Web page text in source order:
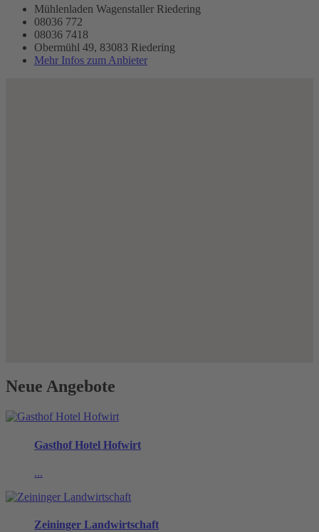
Mühlenladen Wagenstaller Riedering
08036 772
08036 7418
Obermühl 49, 83083 Riedering
Mehr Infos zum Anbieter
Neue Angebote
Gasthof Hotel Hofwirt
...
Zeininger Landwirtschaft